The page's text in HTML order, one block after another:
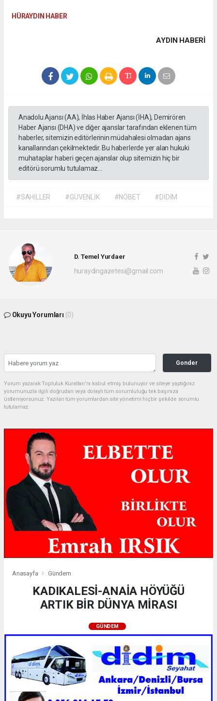
HÜRAYDIN HABER
AYDIN HABERİ
Anadolu Ajansı (AA), İhlas Haber Ajansı (İHA), Demirören
Haber Ajansı (DHA) ve diğer ajanslar tarafından eklenen tüm
haberler, sitemizin editörlerinin müdahalesi olmadan ajans
kanallarından çekilmektedir. Bu haberlerde yer alan hukuki
muhataplar haberi geçen ajanslar olup sitemizin hiç bir
editörü sorumlu tutulamaz...
#SAHİLLER #GÜVENLİK #NÖBET #DİDİM
D. Temel Yurdaer
huraydingazetesi@gmail.com
Okuyu Yorumları (0)
Gonder
Yorum yazarak Topluluk Kuralları’nı kabul etmiş bulunuyor ve siteye yaptığınız
yorumunuzla ilgili doğrudan veya dolaylı tüm sorumluluğu tek başınıza
üstleniyorsunuz. Yazılan tüm yorumlardan site yönetimi hiçbir şekilde sorumlu
tutulamaz.
Anasayfa Gündem
KADIKALESİ-ANAİA HÖYÜĞÜ
ARTIK BİR DÜNYA MİRASI
GÜNDEM